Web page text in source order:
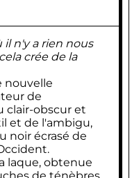
il n'y a rien nous
crée de la
nouvelle
de
clair-obscur et
et de l'ambigu,
noir écrasé de
laque, obtenue